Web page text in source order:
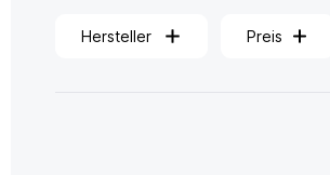
Hersteller Preis